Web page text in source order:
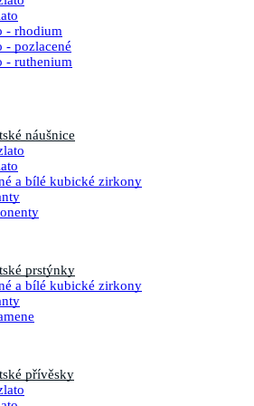
- rhodium
- pozlacené
- ruthenium
náušnice
a bílé kubické zirkony
prstýnky
a bílé kubické zirkony
přívěsky